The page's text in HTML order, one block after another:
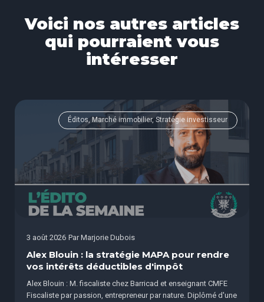
Voici nos autres articles
qui pourraient vous
intéresser
Éditos, Marché immobilier, Stratégie investisseur
3 août 2026 Par Marjorie Dubois
Alex Blouin : la stratégie MAPA pour rendre
vos intérêts déductibles d'impôt
Alex Blouin : M. fiscaliste chez Barricad et enseignant CMFE
Fiscaliste par passion, entrepreneur par nature. Diplômé d'une